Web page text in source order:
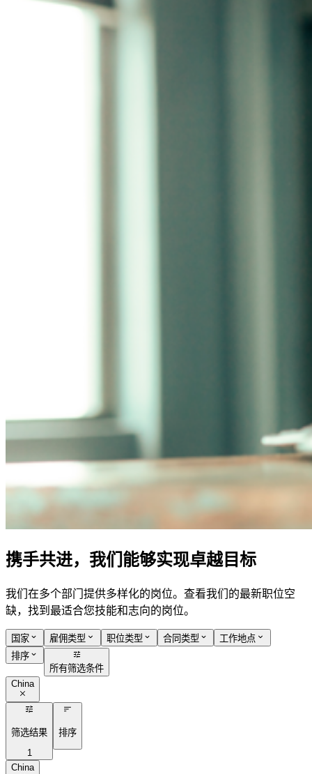
携手共进，我们能够实现卓越目标
我们在多个部门提供多样化的岗位。查看我们的最新职位空
缺，找到最适合您技能和志向的岗位。
国家 雇佣类型 职位类型 合同类型
工作地点
排序
所有筛选条件
China
筛选结果
1
排序
China